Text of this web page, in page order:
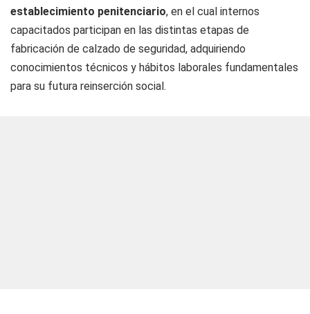
establecimiento penitenciario, en el cual internos
capacitados participan en las distintas etapas de
fabricación de calzado de seguridad, adquiriendo
conocimientos técnicos y hábitos laborales fundamentales
para su futura reinserción social.